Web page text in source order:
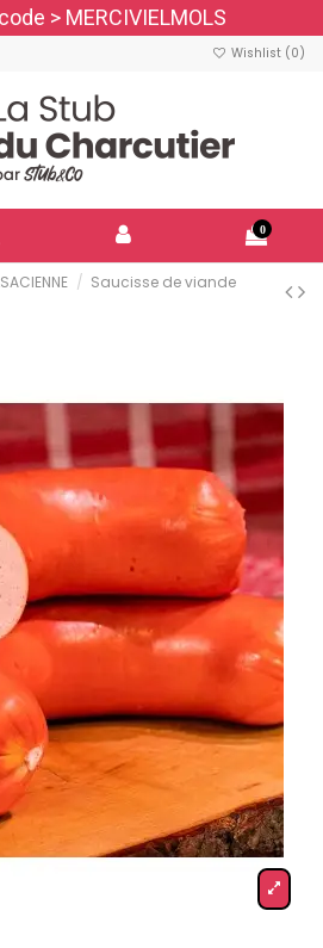
code > MERCIVIELMOLS
Wishlist (0)
0
Saucisse de viande